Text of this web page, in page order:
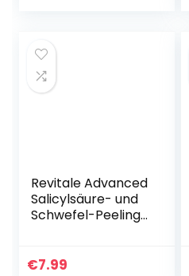
Revitale Advanced
Salicylsäure- und
Schwefel-Peeling-
€7.99